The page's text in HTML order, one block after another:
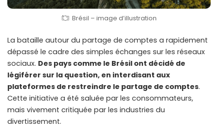
Brésil – image d’illustration
La bataille autour du partage de comptes a rapidement
dépassé le cadre des simples échanges sur les réseaux
sociaux. Des pays comme le Brésil ont décidé de
légiférer sur la question, en interdisant aux
plateformes de restreindre le partage de comptes.
Cette initiative a été saluée par les consommateurs,
mais vivement critiquée par les industries du
divertissement.